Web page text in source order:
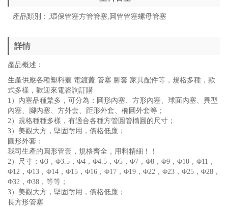
產品類別：,環保管塞方管管塞,圓管管塞螺母管塞
詳情
產品概述：
生產供應各種塑料蓋 電鍍蓋 管塞 腳套 家具配件等，規格多種，款
式多樣，歡迎來電咨詢訂購
1）內塞品種繁多，可分為：圓形內塞、方形內塞、球面內塞、異型
內塞、腳內塞、方外套、距形外套、橢圓外套等；
2）規格種種多樣，有適合各種方管圓管橢圓的尺寸；
3）美觀大方，堅固耐用，價格低廉；
圓形外套：
我司生產的圓形管套，規格齊全，用料精細！！
2）尺寸：Φ3，Φ3.5，Φ4，Φ4.5，Φ5，Φ7，Φ8，Φ9，Φ10，Φ11，
Φ12，Φ13，Φ14，Φ15，Φ16，Φ17，Φ19，Φ22，Φ23，Φ25，Φ28，
Φ32，Φ38，等等；
3）美觀大方，堅固耐用，價格低廉；
長方形管塞